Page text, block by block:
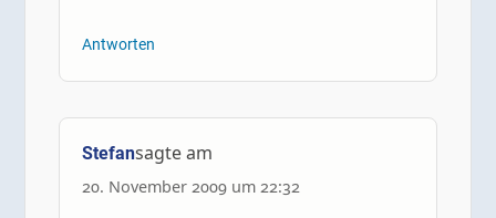
Antworten
Stefansagte am
20. November 2009 um 22:32